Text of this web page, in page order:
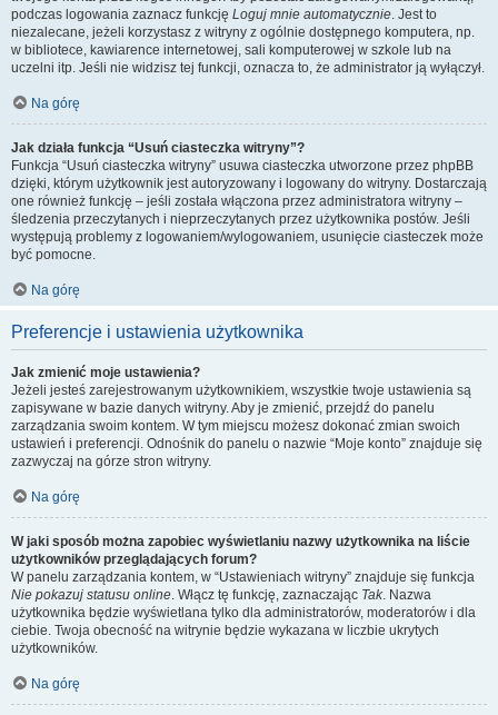
podczas logowania zaznacz funkcję Loguj mnie automatycznie. Jest to
niezalecane, jeżeli korzystasz z witryny z ogólnie dostępnego komputera, np.
w bibliotece, kawiarence internetowej, sali komputerowej w szkole lub na
uczelni itp. Jeśli nie widzisz tej funkcji, oznacza to, że administrator ją wyłączył.
Na górę
Jak działa funkcja “Usuń ciasteczka witryny”?
Funkcja “Usuń ciasteczka witryny” usuwa ciasteczka utworzone przez phpBB
dzięki, którym użytkownik jest autoryzowany i logowany do witryny. Dostarczają
one również funkcję – jeśli została włączona przez administratora witryny –
śledzenia przeczytanych i nieprzeczytanych przez użytkownika postów. Jeśli
występują problemy z logowaniem/wylogowaniem, usunięcie ciasteczek może
być pomocne.
Na górę
Preferencje i ustawienia użytkownika
Jak zmienić moje ustawienia?
Jeżeli jesteś zarejestrowanym użytkownikiem, wszystkie twoje ustawienia są
zapisywane w bazie danych witryny. Aby je zmienić, przejdź do panelu
zarządzania swoim kontem. W tym miejscu możesz dokonać zmian swoich
ustawień i preferencji. Odnośnik do panelu o nazwie “Moje konto” znajduje się
zazwyczaj na górze stron witryny.
Na górę
W jaki sposób można zapobiec wyświetlaniu nazwy użytkownika na liście
użytkowników przeglądających forum?
W panelu zarządzania kontem, w “Ustawieniach witryny” znajduje się funkcja
Nie pokazuj statusu online. Włącz tę funkcję, zaznaczając Tak. Nazwa
użytkownika będzie wyświetlana tylko dla administratorów, moderatorów i dla
ciebie. Twoja obecność na witrynie będzie wykazana w liczbie ukrytych
użytkowników.
Na górę